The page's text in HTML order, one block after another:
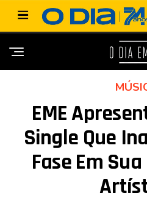
EME
Single Que
Fase Em